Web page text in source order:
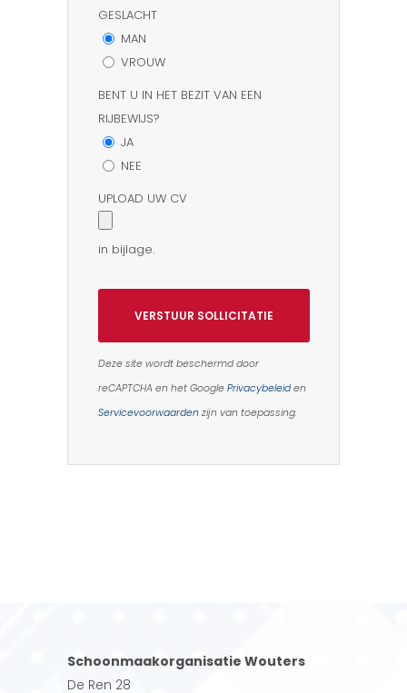
GESLACHT
MAN
VROUW
BENT U IN HET BEZIT VAN EEN
RIJBEWIJS?
JA
NEE
UPLOAD UW CV
in bijlage.
Deze site wordt beschermd door
reCAPTCHA en het Google Privacybeleiden
Servicevoorwaardenzijn van toepassing.
Schoonmaakorganisatie Wouters
De Ren 28